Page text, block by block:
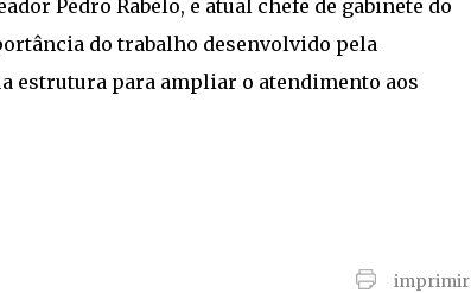
Pedro Rabelo, e atual chefe de gabinete do
do trabalho desenvolvido pela
estrutura para ampliar o atendimento aos
imprimir